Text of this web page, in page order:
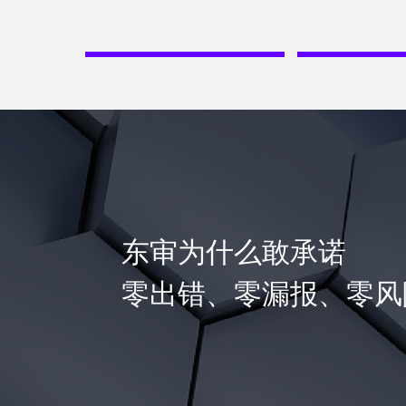
东审为什么敢承诺
零出错、零漏报、零